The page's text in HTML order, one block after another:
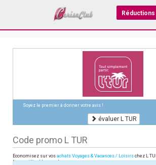
Réductions
Soyez le premier à donner votre avis !
évaluer L TUR
Code promo L TUR
Economisez sur vos achats Voyages & Vacances / Loisirs chez L
ligne utilisables sur ltur.com